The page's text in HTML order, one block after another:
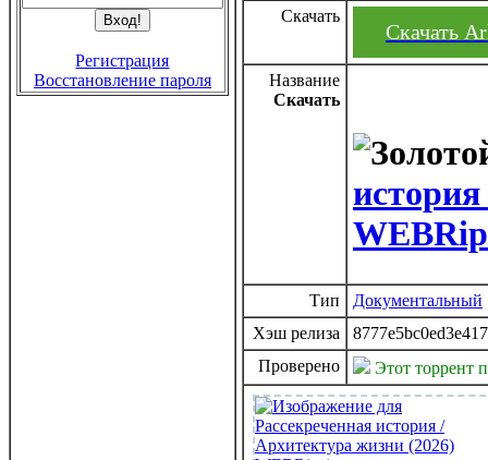
Регистрация
Восстановление пароля
Скачать
Скачать
Название
Скачать
WEBRip
Тип
Документальный
Хэш релиза
Проверено
Этот торрент